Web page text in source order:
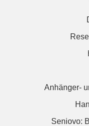
Anhänger-
Seniovo: